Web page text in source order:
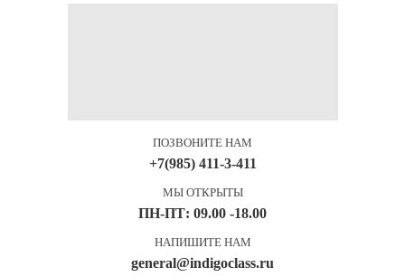
ПОЗВОНИТЕ НАМ
+7(985) 411-3-411
МЫ ОТКРЫТЫ
ПН-ПТ: 09.00 -18.00
НАПИШИТЕ НАМ
general@indigoclass.ru